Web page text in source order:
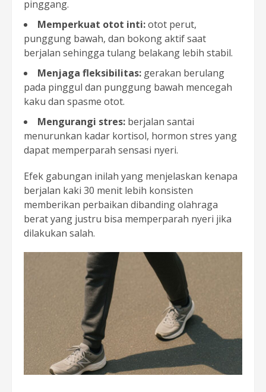
pinggang.
Memperkuat otot inti:otot perut,
punggung bawah, dan bokong aktif saat
berjalan sehingga tulang belakang lebih stabil.
Menjaga fleksibilitas: gerakan berulang
pada pinggul dan punggung bawah mencegah
kaku dan spasme otot.
Mengurangi stres: berjalan santai
menurunkan kadar kortisol, hormon stres yang
dapat memperparah sensasi nyeri.
Efek gabungan inilah yang menjelaskan kenapa
berjalan kaki 30 menit lebih konsisten
memberikan perbaikan dibanding olahraga
berat yang justru bisa memperparah nyeri jika
dilakukan salah.